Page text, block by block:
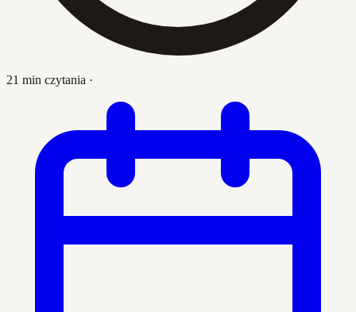
21 min czytania ·